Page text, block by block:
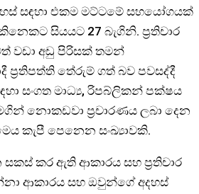
සඳහා එකම මට්ටමේ සහයෝගයක්
සියයට 27 බැගිනි. ප්‍රතිචාර
වඩා අඩු පිරිසක් තමන්
ප්‍රතිපත්ති තේරුම් ගත් බව පවසද්දී
සංගත මාධ්‍ය, රිපබ්ලිකන් පක්ෂය
නොකඩවා ප්‍රචාරණය ලබා දෙන
කැපී පෙනෙන සංඛ්‍යාවකි.
සකස් කර ඇති ආකාරය සහ ප්‍රතිචාර
ආකාරය සහ ඔවුන්ගේ අදහස්